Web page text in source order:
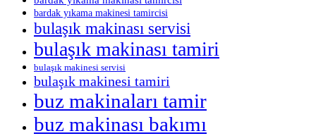
bardak yıkama makinesi tamircisi
bulaşık makinası servisi
bulaşık makinası tamiri
bulaşık makinesi servisi
bulaşık makinesi tamiri
buz makinaları tamir
buz makinası bakımı